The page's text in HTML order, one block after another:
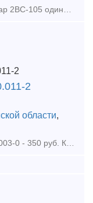
2
области,
Клин поглощающего аппарата 106.02.003-0 - 350 руб. Клин тягового хомута 106.02.002-0 - 550 руб. Клин фрикционный Ханина М1698.00.002 - 680 руб. Колодка локомотивная гребневая тип М -